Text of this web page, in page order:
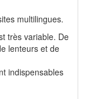
multilingues.
très variable. De
lenteurs et de
indispensables